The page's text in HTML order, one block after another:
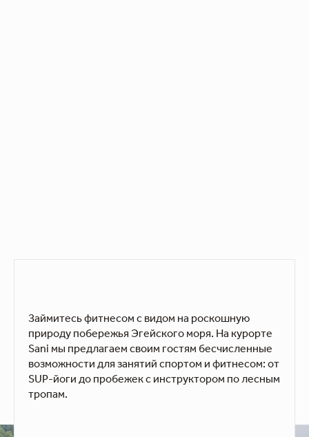
Займитесь фитнесом с видом на роскошную
природу побережья Эгейского моря. На курорте
Sani мы предлагаем своим гостям бесчисленные
возможности для занятий спортом и фитнесом: от
SUP-йоги до пробежек с инструктором по лесным
тропам.